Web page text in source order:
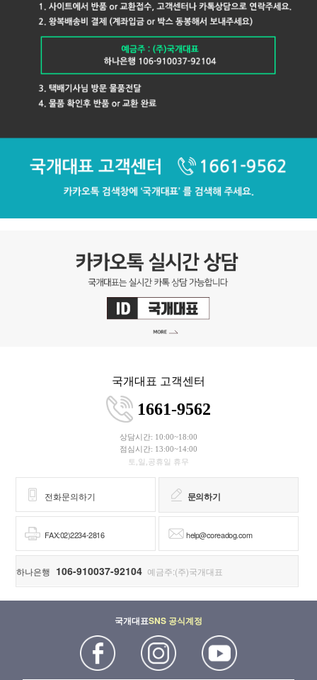
국개대표 고객센터
1661-9562
상담시간: 10:00~18:00
점심시간: 13:00~14:00
토,일,공휴일 휴무
전화문의하기 문의하기
FAX:02)2234-2816 help@coreadog.com
하나은행 106-910037-92104 예금주:(주)국개대표
국개대표SNS 공식계정